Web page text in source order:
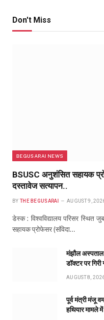
Don't Miss
BEGUSARAI NEWS
BSUSC अनुशंसित सहायक
दस्तावेज सत्यापन..
BY THE BEGUSARAI AUGUST 9,
डेस्क : विश्वविद्यालय परिसर स्थित
सहायक प्रोफेसर (संविदा…
मंझौल अस्पताल
डॉक्टर पर
AUGUST 8,
पूर्व मंत्री मंजू
हथियार मामले